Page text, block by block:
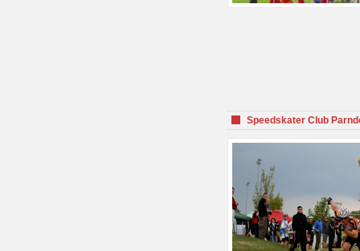
Speedskater Club